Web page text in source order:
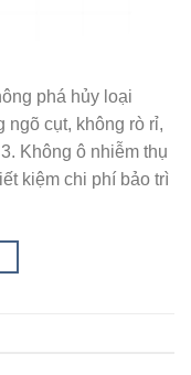
phá hủy loại
ngõ cụt, không rò rỉ,
Không ô nhiễm thụ
kiệm chi phí bảo trì